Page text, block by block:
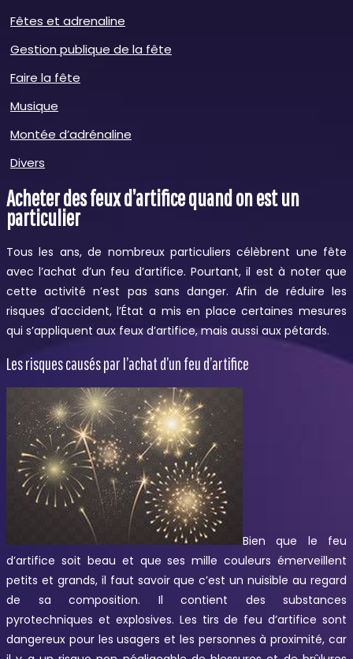
Fêtes et adrenaline
Gestion publique de la fête
Faire la fête
Musique
Montée d’adrénaline
Divers
Acheter des feux d’artifice quand on est un
particulier
Tous les ans, de nombreux particuliers célèbrent une fête
avec l’achat d’un feu d’artifice. Pourtant, il est à noter que
cette activité n’est pas sans danger.Afin de réduire les
risques d’accident, l’État a mis en place certaines mesures
qui s’appliquent aux feux d’artifice, mais aussi aux pétards.
Les risques causés par l’achat d’un feu d’artifice
Bien que le feu
d’artifice soit beau et que ses mille couleurs émerveillent
petits et grands, il faut savoir que c’est un nuisible au regard
de sa composition. Il contient des substances
pyrotechniques et explosives. Les tirs de feu d’artifice sont
dangereux pour les usagers et les personnes à proximité, car